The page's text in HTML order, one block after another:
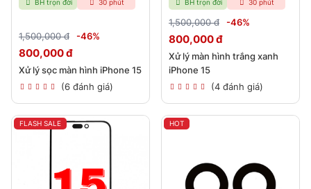
BH trọn đời 30 phút
1,500,000 đ -46%
800,000 đ
Xử lý sọc màn hình iPhone 15
(6 đánh giá)
BH trọn đời 30 phút
1,500,000 đ -46%
800,000 đ
Xử lý màn hình trắng xanh
iPhone 15
(4 đánh giá)
FLASH SALE HOT